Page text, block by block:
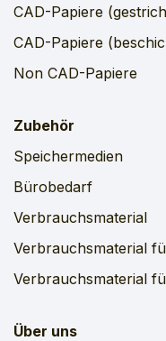
CAD-Papiere
CAD-Papiere
Non CAD-Papiere
Zubehör
Speichermedien
Bürobedarf
Verbrauchsmaterial
Verbrauchsmaterial
Verbrauchsmaterial
Über uns